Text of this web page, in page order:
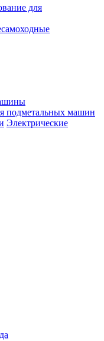
для
подметальных машин
Электрические